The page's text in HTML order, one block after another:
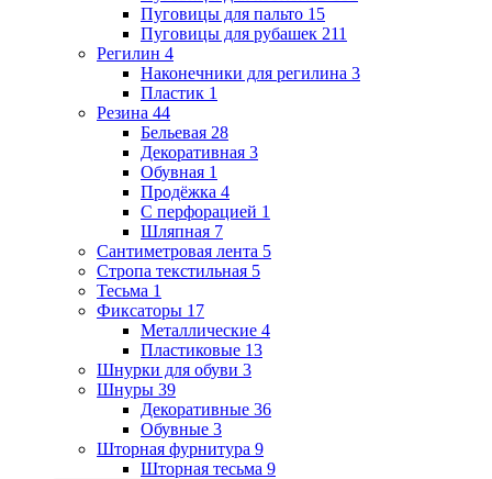
Пуговицы для пальто 15
Пуговицы для рубашек 211
Регилин 4
Наконечники для регилина 3
Пластик 1
Резина 44
Бельевая 28
Декоративная 3
Обувная 1
Продёжка 4
С перфорацией 1
Шляпная 7
Сантиметровая лента 5
Стропа текстильная 5
Тесьма 1
Фиксаторы 17
Металлические 4
Пластиковые 13
Шнурки для обуви 3
Шнуры 39
Декоративные 36
Обувные 3
Шторная фурнитура 9
Шторная тесьма 9